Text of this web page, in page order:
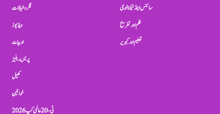
فکر و خیالات
ویڈیوز
ادبیات
پریس ریلیز
کھیل
خواتین
ٹی-20 عالمی کپ 2026
سائنس اینڈ ٹیکنالوجی
فلم اور تفریح
تعلیم اور کیریر